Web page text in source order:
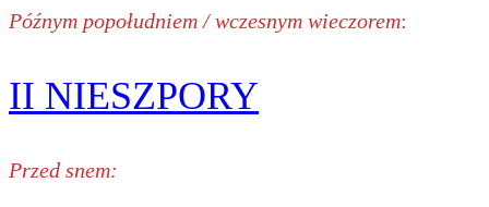
Późnym popołudniem / wczesnym wieczorem:
II NIESZPORY
Przed snem: